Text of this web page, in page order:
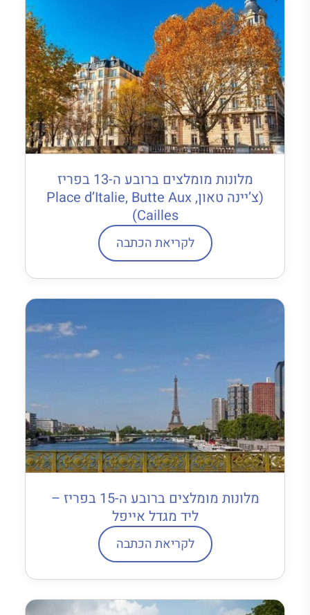
מלונות מומלצים ברובע ה-13 בפריז
(צ’יינה טאון, Place d’Italie, Butte Aux
Cailles)
לקריאת הכתבה
מלונות מומלצים ברובע ה-15 בפריז –
ליד מגדל אייפל
לקריאת הכתבה